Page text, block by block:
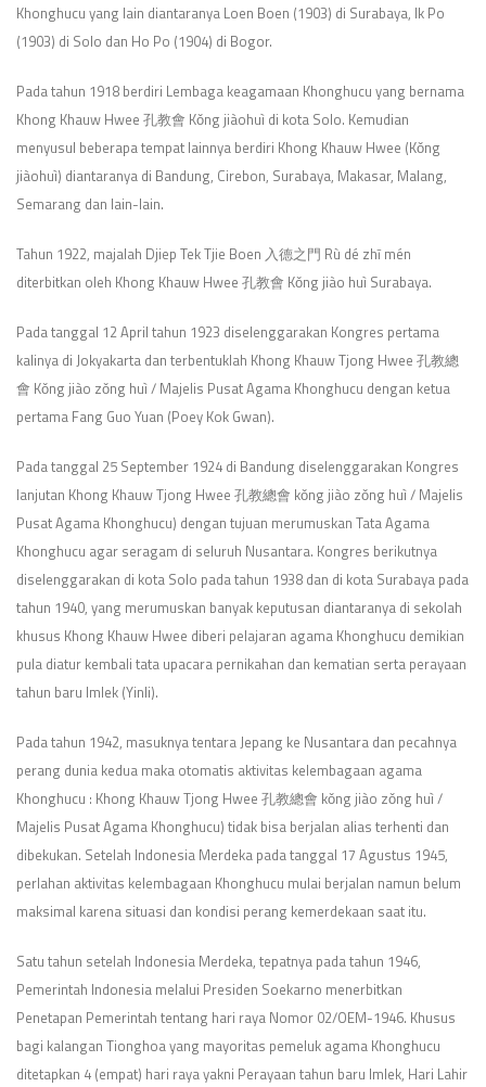
Khonghucu yang lain diantaranya Loen Boen (1903) di Surabaya, Ik Po
(1903) di Solo dan Ho Po (1904) di Bogor.
Pada tahun 1918 berdiri Lembaga keagamaan Khonghucu yang bernama
Khong Khauw Hwee 孔教會 Kǒng jiàohuì di kota Solo. Kemudian
menyusul beberapa tempat lainnya berdiri Khong Khauw Hwee (Kǒng
jiàohuì) diantaranya di Bandung, Cirebon, Surabaya, Makasar, Malang,
Semarang dan lain-lain.
Tahun 1922, majalah Djiep Tek Tjie Boen 入德之門 Rù dé zhī mén
diterbitkan oleh Khong Khauw Hwee 孔教會 Kǒng jiào huì Surabaya.
Pada tanggal 12 April tahun 1923 diselenggarakan Kongres pertama
kalinya di Jokyakarta dan terbentuklah Khong Khauw Tjong Hwee 孔教總
會 Kǒng jiào zǒng huì / Majelis Pusat Agama Khonghucu dengan ketua
pertama Fang Guo Yuan (Poey Kok Gwan).
Pada tanggal 25 September 1924 di Bandung diselenggarakan Kongres
lanjutan Khong Khauw Tjong Hwee 孔教總會 kǒng jiào zǒng huì / Majelis
Pusat Agama Khonghucu) dengan tujuan merumuskan Tata Agama
Khonghucu agar seragam di seluruh Nusantara. Kongres berikutnya
diselenggarakan di kota Solo pada tahun 1938 dan di kota Surabaya pada
tahun 1940, yang merumuskan banyak keputusan diantaranya di sekolah
khusus Khong Khauw Hwee diberi pelajaran agama Khonghucu demikian
pula diatur kembali tata upacara pernikahan dan kematian serta perayaan
tahun baru Imlek (Yinli).
Pada tahun 1942, masuknya tentara Jepang ke Nusantara dan pecahnya
perang dunia kedua maka otomatis aktivitas kelembagaan agama
Khonghucu : Khong Khauw Tjong Hwee 孔教總會 kǒng jiào zǒng huì /
Majelis Pusat Agama Khonghucu) tidak bisa berjalan alias terhenti dan
dibekukan. Setelah Indonesia Merdeka pada tanggal 17 Agustus 1945,
perlahan aktivitas kelembagaan Khonghucu mulai berjalan namun belum
maksimal karena situasi dan kondisi perang kemerdekaan saat itu.
Satu tahun setelah Indonesia Merdeka, tepatnya pada tahun 1946,
Pemerintah Indonesia melalui Presiden Soekarno menerbitkan
Penetapan Pemerintah tentang hari raya Nomor 02/OEM-1946. Khusus
bagi kalangan Tionghoa yang mayoritas pemeluk agama Khonghucu
ditetapkan 4 (empat) hari raya yakni Perayaan tahun baru Imlek, Hari Lahir